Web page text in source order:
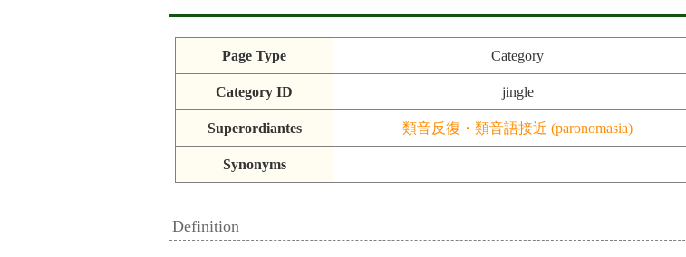
Page Type Category
Category ID jingle
Superordiantes 類音反復・類音語接近 (paronomasia)
Synonyms
Definition